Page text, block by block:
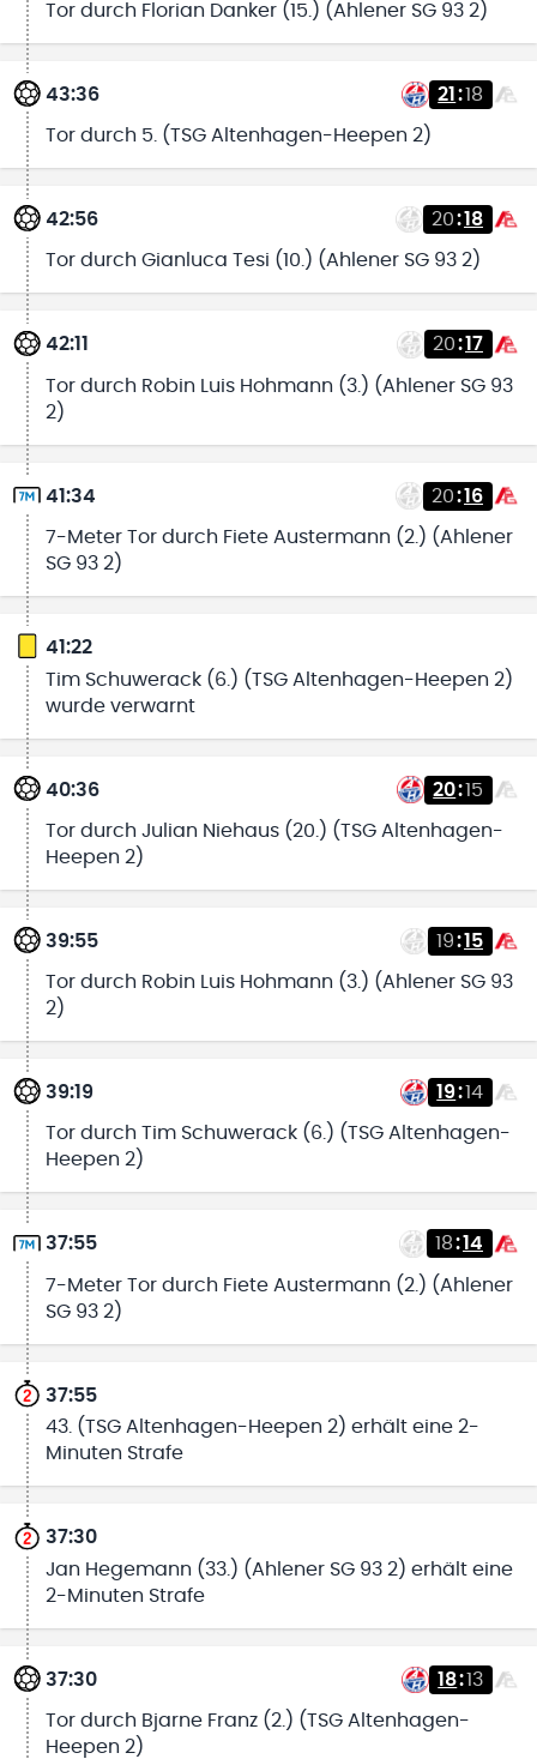
Tor durch Florian Danker (15.) (Ahlener SG 93 2)
43:36 21 :18
Tor durch 5. (TSG Altenhagen-Heepen 2)
42:56 20:18
Tor durch Gianluca Tesi (10.) (Ahlener SG 93 2)
42:11 20:17
Tor durch Robin Luis Hohmann (3.) (Ahlener SG 93
2)
41:34 20:16
7-Meter Tor durch Fiete Austermann (2.) (Ahlener
SG 93 2)
41:22
Tim Schuwerack (6.) (TSG Altenhagen-Heepen 2)
wurde verwarnt
40:36 20:15
Tor durch Julian Niehaus (20.) (TSG Altenhagen-
Heepen 2)
39:55 19:15
Tor durch Robin Luis Hohmann (3.) (Ahlener SG 93
2)
39:19 19:14
Tor durch Tim Schuwerack (6.) (TSG Altenhagen-
Heepen 2)
37:55 18:14
7-Meter Tor durch Fiete Austermann (2.) (Ahlener
SG 93 2)
37:55
43. (TSG Altenhagen-Heepen 2) erhält eine 2-
Minuten Strafe
37:30
Jan Hegemann (33.) (Ahlener SG 93 2) erhält eine
2-Minuten Strafe
37:30 18:13
Tor durch Bjarne Franz (2.) (TSG Altenhagen-
Heepen 2)